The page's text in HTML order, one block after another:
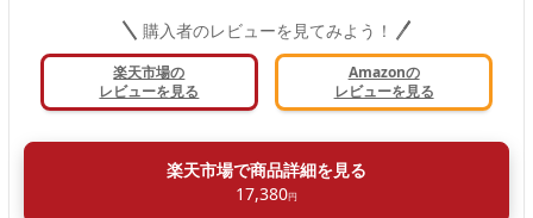
購入者のレビューを見てみよう！
楽天市場の
レビューを見る
Amazonの
レビューを見る
楽天市場で商品詳細を見る
17,380円